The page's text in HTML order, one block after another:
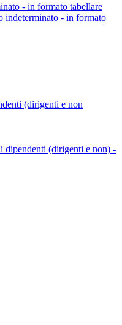
- in formato tabellare
indeterminato - in formato
(dirigenti e non
dipendenti (dirigenti e non) -